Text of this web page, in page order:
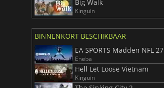
Big Walk
Kinguin
BINNENKORT BESCHIKBAAR
EA SPORTS Madden NFL 27
Eneba
Hell Let Loose Vietnam
Kinguin